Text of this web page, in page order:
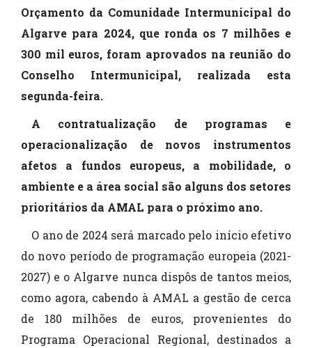
Orçamento da Comunidade Intermunicipal do
Algarve para 2024, que ronda os 7 milhões e
300 mil euros, foram aprovados na reunião do
Conselho Intermunicipal, realizada esta
segunda-feira.
A contratualização de programas e
operacionalização de novos instrumentos
afetos a fundos europeus, a mobilidade, o
ambiente e a área social são alguns dos setores
prioritários da AMAL para o próximo ano.
O ano de 2024 será marcado pelo início efetivo
do novo período de programação europeia (2021-
2027) e o Algarve nunca dispôs de tantos meios,
como agora, cabendo à AMAL a gestão de cerca
de 180 milhões de euros, provenientes do
Programa Operacional Regional, destinados a